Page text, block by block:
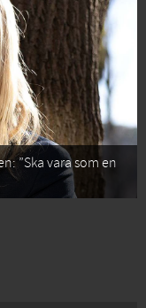
”Ska vara som en